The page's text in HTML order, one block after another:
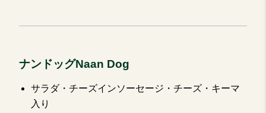
ナンドッグNaan Dog
サラダ・チーズインソーセージ・チーズ・キーマ
入り